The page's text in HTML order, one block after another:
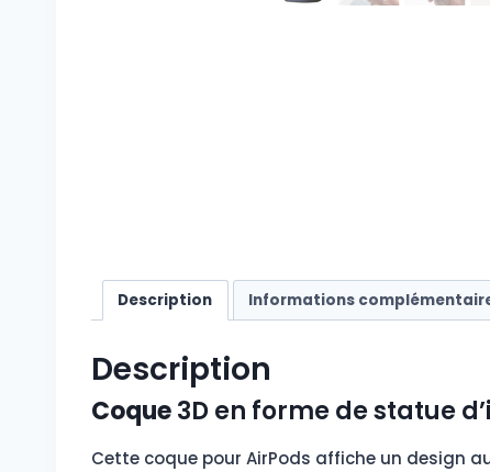
Description Informations
Description
Coque3D en forme de statue
Cette coque pour AirPods affiche un design